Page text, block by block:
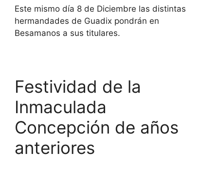
Este mismo día 8 de Diciembre las distintas
hermandades de Guadix pondrán en
Besamanos a sus titulares.
Festividad de la
Inmaculada
Concepción de años
anteriores